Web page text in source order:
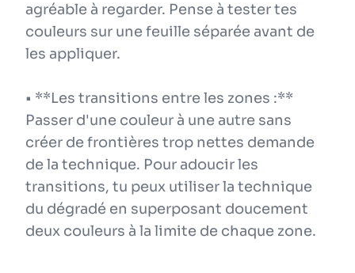
agréable à regarder. Pense à tester tes
couleurs sur une feuille séparée avant de
les appliquer.
• **Les transitions entre les zones :**
Passer d'une couleur à une autre sans
créer de frontières trop nettes demande
de la technique. Pour adoucir les
transitions, tu peux utiliser la technique
du dégradé en superposant doucement
deux couleurs à la limite de chaque zone.